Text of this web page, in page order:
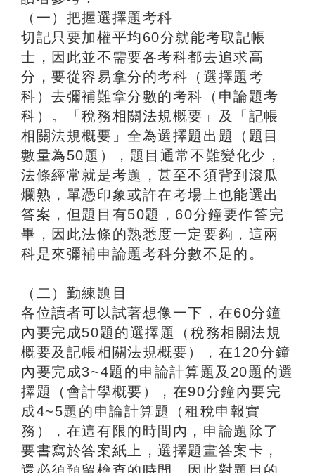
（一）把握選擇題考科
切記只要加權平均60分就能考取記帳
士，因此並不需要各考科都去追求高
分，要從容易拿分的考科（選擇題考
科）去彌補難拿分數的考科（申論題考
科）。「稅務相關法規概要」及「記帳
相關法規概要」全為選擇題出題（題目
數量為50題），題目通常不難變化少，
法條經常就是考題，甚至不須背到滾瓜
爛熟，單憑印象或許在考場上也能選出
答案，但題目有50題，60分鐘要作答完
畢，因此法條的熟悉度一定要夠，這兩
科是來彌補申論題考科分數不足的。
（二）勤練題目
各位讀者可以試著想像一下，在60分鐘
內要完成50題的選擇題（稅務相關法規
概要及記帳相關法規概要），在120分鐘
內要完成3~4題的申論計算題及20題的選
擇題（會計學概要），在90分鐘內要完
成4~5題的申論計算題（租稅申報實
務），在這有限的時間內，申論題除了
要書寫於答案紙上，選擇題畫答案卡，